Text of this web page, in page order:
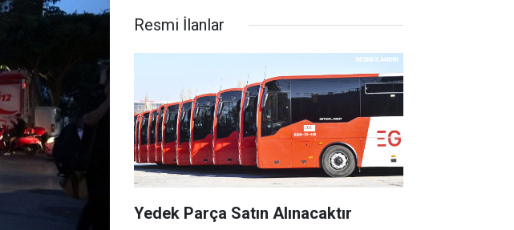
Resmi İlanlar
Yedek Parça Satın Alınacaktır